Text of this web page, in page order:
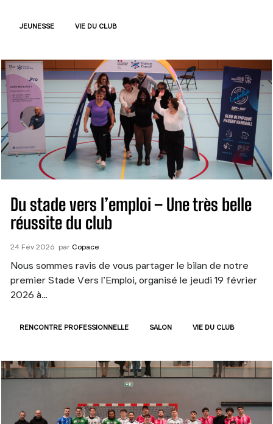
JEUNESSE VIE DU CLUB
Du stade vers l’emploi – Une très belle
réussite du club
24 Fév 2026 par Copace
Nous sommes ravis de vous partager le bilan de notre
premier Stade Vers l’Emploi, organisé le jeudi 19 février
2026 à…
RENCONTRE PROFESSIONNELLE SALON VIE DU CLUB